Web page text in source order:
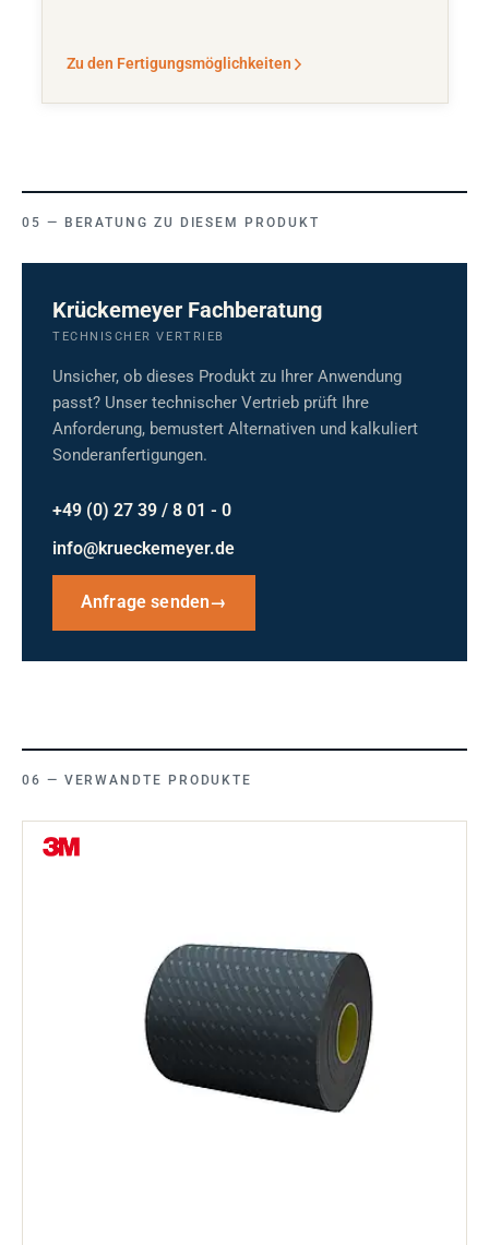
Zu den Fertigungsmöglichkeiten
BERATUNG ZU DIESEM PRODUKT
Krückemeyer Fachberatung
TECHNISCHER VERTRIEB
Unsicher, ob dieses Produkt zu Ihrer Anwendung
passt? Unser technischer Vertrieb prüft Ihre
Anforderung, bemustert Alternativen und kalkuliert
Sonderanfertigungen.
+49 (0) 27 39 / 8 01 - 0
info@krueckemeyer.de
Anfrage senden→
VERWANDTE PRODUKTE